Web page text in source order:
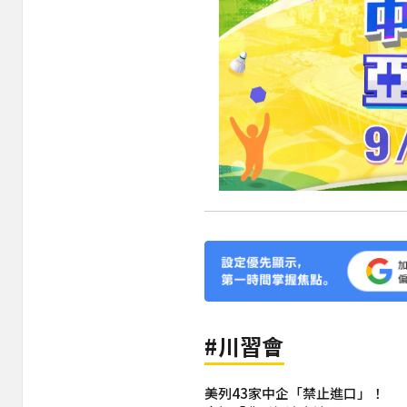
#川習會
美列43家中企「禁止進口」！